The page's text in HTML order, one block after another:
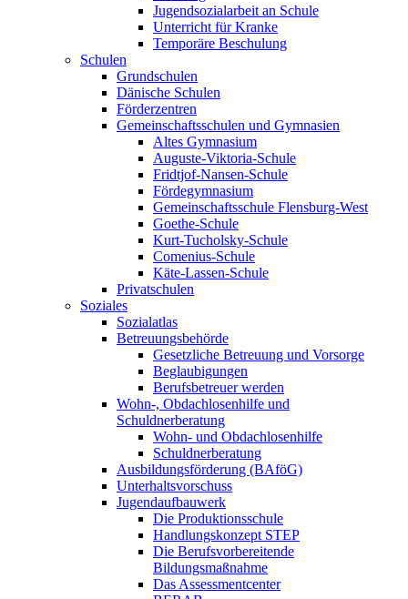
Jugendsozialarbeit an Schule
Unterricht für Kranke
Temporäre Beschulung
Schulen
Grundschulen
Dänische Schulen
Förderzentren
Gemeinschaftsschulen und Gymnasien
Altes Gymnasium
Auguste-Viktoria-Schule
Fridtjof-Nansen-Schule
Fördegymnasium
Gemeinschaftsschule Flensburg-West
Goethe-Schule
Kurt-Tucholsky-Schule
Comenius-Schule
Käte-Lassen-Schule
Privatschulen
Soziales
Sozialatlas
Betreuungsbehörde
Gesetzliche Betreuung und Vorsorge
Beglaubigungen
Berufsbetreuer werden
Wohn-, Obdachlosenhilfe und
Schuldnerberatung
Wohn- und Obdachlosenhilfe
Schuldnerberatung
Ausbildungsförderung (BAföG)
Unterhaltsvorschuss
Jugendaufbauwerk
Die Produktionsschule
Handlungskonzept STEP
Die Berufsvorbereitende
Bildungsmaßnahme
Das Assessmentcenter